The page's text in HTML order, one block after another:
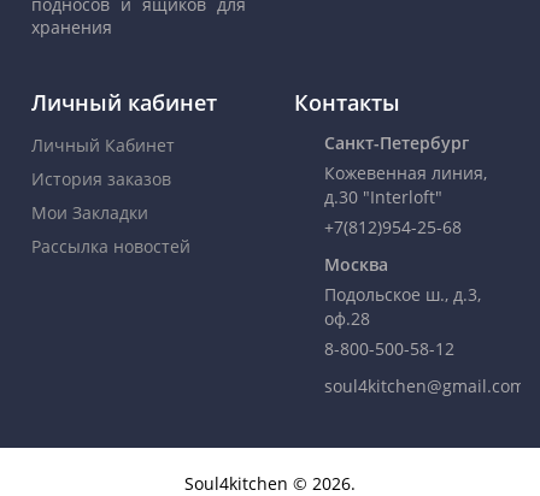
хранения
Личный кабинет
Личный Кабинет
История заказов
Мои Закладки
Рассылка новостей
Контакты
Санкт-Петербург
Кожевенная линия,
д.30 "Interloft"
+7(812)954-25-68
Москва
Подольское ш., д.3,
оф.28
8-800-500-58-12
soul4kitchen@gmail.com
Soul4kitchen © 2026.